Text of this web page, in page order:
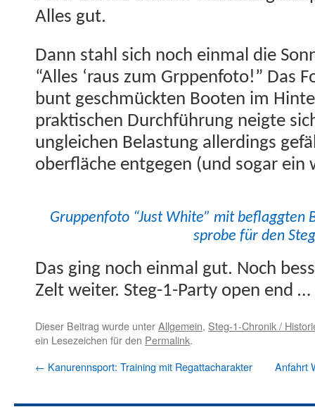
Alles gut.
Dann stahl sich noch ein­mal die
“Alles ‘raus zum Grp­pen­fo­to!” Das
bunt geschmück­ten Booten im
prak­tis­chen Durch­führung neigte
ungle­ichen Belas­tung allerd­ings
ober­fläche ent­ge­gen (und sog­ar
Grup­pen­fo­to “Just White” mit
sprobe für den
Das ging noch ein­mal gut. Noch
Zelt weit­er. Steg-1-Par­ty open end …
Dieser Beitrag wurde unterAllgemein, Steg-1-Chronik /
ein Lesezeichen für den Permalink.
← Kanurennsport: Training mit Regattacharakter Anfahrt